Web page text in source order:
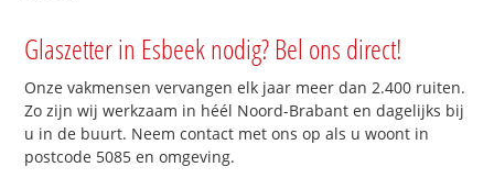
Glaszetter in Esbeek nodig? Bel ons direct!
Onze vakmensen vervangen elk jaar meer dan 2.400 ruiten.
Zo zijn wij werkzaam in héél Noord-Brabant en dagelijks bij
u in de buurt. Neem contact met ons op als u woont in
postcode 5085 en omgeving.